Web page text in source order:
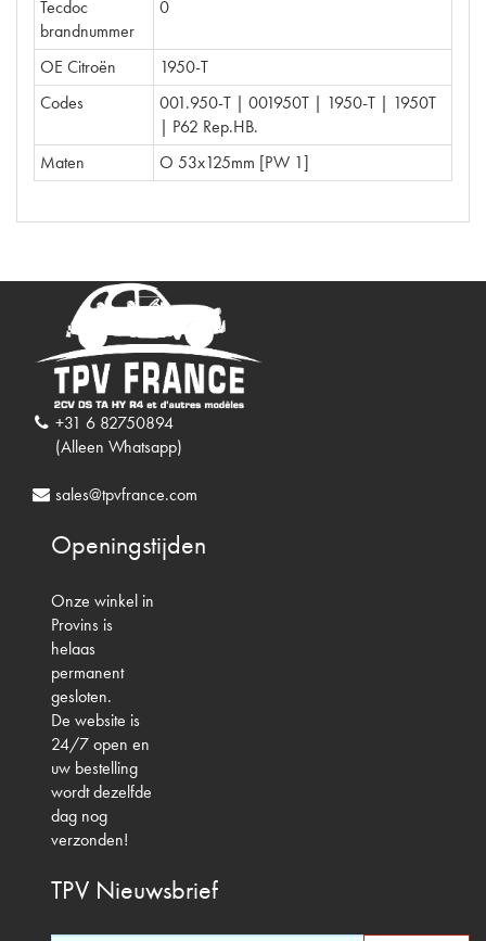
Tecdoc
brandnummer
0
OE Citroën
1950-T
Codes
001.950-T | 001950T | 1950-T | 1950T
| P62 Rep.HB.
Maten
O 53x125mm [PW 1]
+31 6 82750894
(Alleen Whatsapp)
sales@tpvfrance.com
Openingstijden
Onze winkel in
Provins is
helaas
permanent
gesloten.
De website is
24/7 open en
uw bestelling
wordt dezelfde
dag nog
verzonden!
TPV Nieuwsbrief